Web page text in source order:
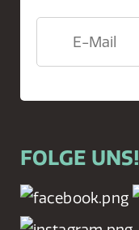
FOLGE UNS!